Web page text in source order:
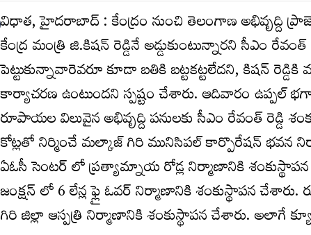
విధాత, హైదరాబాద్ : కేంద్రం నుంచి తెలంగాణ అభివృద్ది
కేంద్ర మంత్రి జి.కిషన్ రెడ్డినే అడ్డుకుంటున్నారని సీఎం
పెట్టుకున్నావారెవరూ కూడా బతికి బట్టకట్టలేదని, కిషన్
కార్యాచరణ ఉంటుందని స్పష్టం చేశారు. ఆదివారం ఉప్ప‌ల్
రూపాయల విలువైన అభివృద్ది పనులకు సీఎం రేవంత్ రెడ్డి
కోట్లతో నిర్మించే మల్కాజ్ గిరి మునిసిపల్ కార్పొరేషన్ భవన
ఏఓసీ సెంటర్ లో ప్రత్యామ్నాయ రోడ్ల నిర్మాణానికి
జంక్షన్ లో 6 లేన్ల ఫ్లై ఓవర్ నిర్మాణానికి శంకుస్థాపన
గిరి జిల్లా ఆస్పత్రి నిర్మాణానికి శంకుస్థాపన చేశారు. అలాగే